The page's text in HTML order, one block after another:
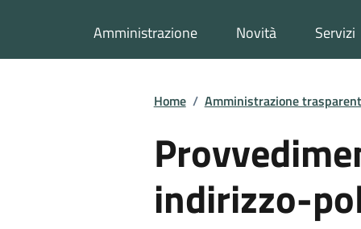
Amministrazione Novità Servizi
Home / Amministrazione
indirizzo-